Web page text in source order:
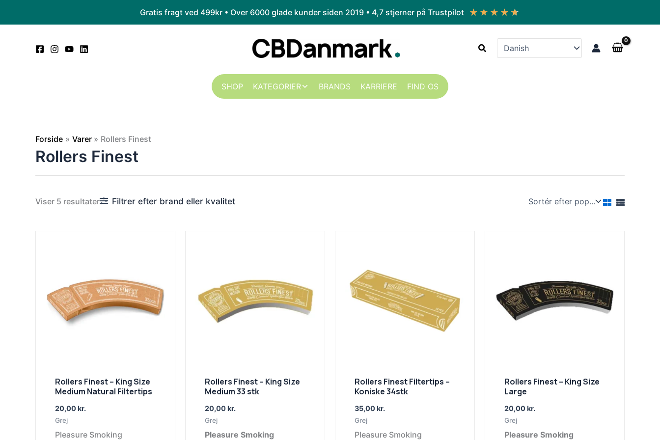
Gratis fragt ved 499kr • Over 6000 glade kunder siden 2019 • 4,7 stjerner på Trustpilot ★ ★ ★ ★ ★
Søg
SHOP KATEGORIER BRANDS KARRIERE FIND OS
Forside Varer Rollers Finest
Rollers Finest
Viser 5 resultaterSorteret
Filtrer efter brand eller kvalitet
Rollers Finest – King Size
Medium Natural Filtertips
20,00kr.
Grej
Pleasure Smoking
Rollers Finest – King Size
Medium 33 stk
20,00kr.
Grej
Pleasure Smoking
Rollers Finest Filtertips –
Koniske 34stk
35,00kr.
Grej
Pleasure Smoking
Rollers Finest – King Size
Large
20,00kr.
Grej
Pleasure Smoking